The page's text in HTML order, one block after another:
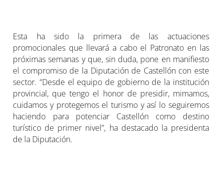
Esta ha sido la primera de las actuaciones
promocionales que llevará a cabo el Patronato en las
próximas semanas y que, sin duda, pone en manifiesto
el compromiso de la Diputación de Castellón con este
sector. “Desde el equipo de gobierno de la institución
provincial, que tengo el honor de presidir, mimamos,
cuidamos y protegemos el turismo y así lo seguiremos
haciendo para potenciar Castellón como destino
turístico de primer nivel”, ha destacado la presidenta
de la Diputación.